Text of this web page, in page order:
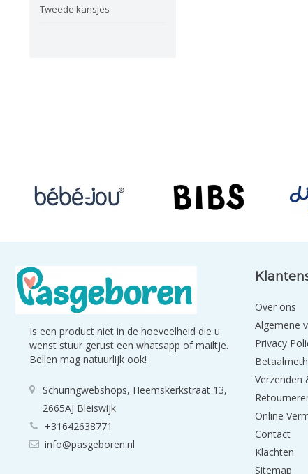
Tweede kansjes
Is een product niet in de hoeveelheid die u
wenst stuur gerust een whatsapp of mailtje.
Bellen mag natuurlijk ook!
Schuringwebshops, Heemskerkstraat 13,
2665AJ Bleiswijk
+31642638771
info@pasgeboren.nl
Over ons
Algemene
Privacy
Verzenden
Online
Contact
Klachten
Sitemap